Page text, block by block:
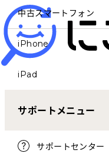
マイページ
中古スマートフォン
iPhone
iPad
サポートメニュー
サポートセンター